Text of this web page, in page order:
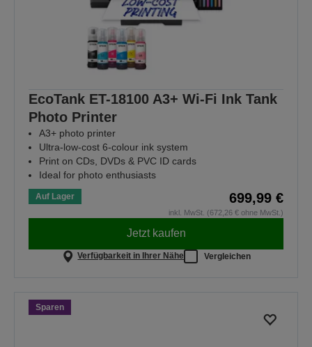
EcoTank ET-18100 A3+ Wi-Fi Ink Tank
Photo Printer
A3+ photo printer
Ultra-low-cost 6-colour ink system
Print on CDs, DVDs & PVC ID cards
Ideal for photo enthusiasts
Auf Lager 699,99 €
inkl. MwSt. (672,26 € ohne MwSt.)
Jetzt kaufen
Verfügbarkeit in Ihrer Nähe Vergleichen
Sparen